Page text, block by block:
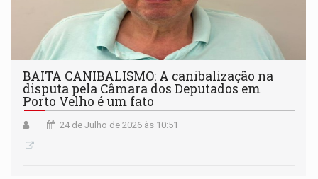
BAITA CANIBALISMO: A canibalização na
disputa pela Câmara dos Deputados em
Porto Velho é um fato
24 de Julho de 2026 às 10:51